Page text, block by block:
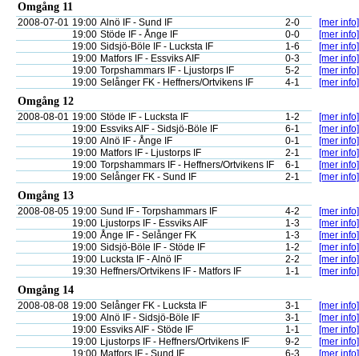
Omgång 11
2008-07-01 19:00 Alnö IF - Sund IF 2-0
[mer info]
19:00 Stöde IF - Ånge IF 0-0
[mer info]
19:00 Sidsjö-Böle IF - Lucksta IF 1-6
[mer info]
19:00 Matfors IF - Essviks AIF 0-3
[mer info]
19:00 Torpshammars IF - Ljustorps IF 5-2
[mer info]
19:00 Selånger FK - Heffners/Ortvikens IF 4-1 [mer info]
Omgång 12
2008-08-01 19:00 Stöde IF - Lucksta IF 1-2
[mer info]
19:00 Essviks AIF - Sidsjö-Böle IF 6-1
[mer info]
19:00 Alnö IF - Ånge IF 0-1
[mer info]
19:00 Matfors IF - Ljustorps IF 2-1
[mer info]
19:00 Torpshammars IF - Heffners/Ortvikens IF 6-1
[mer info]
19:00 Selånger FK - Sund IF 2-1 [mer info]
Omgång 13
2008-08-05 19:00 Sund IF - Torpshammars IF 4-2
[mer info]
19:00 Ljustorps IF - Essviks AIF 1-3
[mer info]
19:00 Ånge IF - Selånger FK 1-3
[mer info]
19:00 Sidsjö-Böle IF - Stöde IF 1-2
[mer info]
19:00 Lucksta IF - Alnö IF 2-2
[mer info]
19:30 Heffners/Ortvikens IF - Matfors IF 1-1 [mer info]
Omgång 14
2008-08-08 19:00 Selånger FK - Lucksta IF 3-1
[mer info]
19:00 Alnö IF - Sidsjö-Böle IF 3-1
[mer info]
19:00 Essviks AIF - Stöde IF 1-1
[mer info]
19:00 Ljustorps IF - Heffners/Ortvikens IF 9-2
[mer info]
19:00 Matfors IF - Sund IF 6-3
[mer info]